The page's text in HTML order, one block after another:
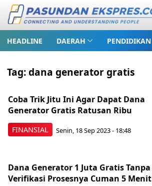
HEADLINE DAERAH PENDIDIKAN
Tag:dana generator gratis
FINANSIAL
Coba Trik Jitu Ini Agar Dapat Dana
Generator Gratis Ratusan Ribu
Senin, 18 Sep 2023 - 18:48
Dana Generator 1 Juta Gratis Tanpa
Verifikasi Prosesnya Cuman 5 Menit